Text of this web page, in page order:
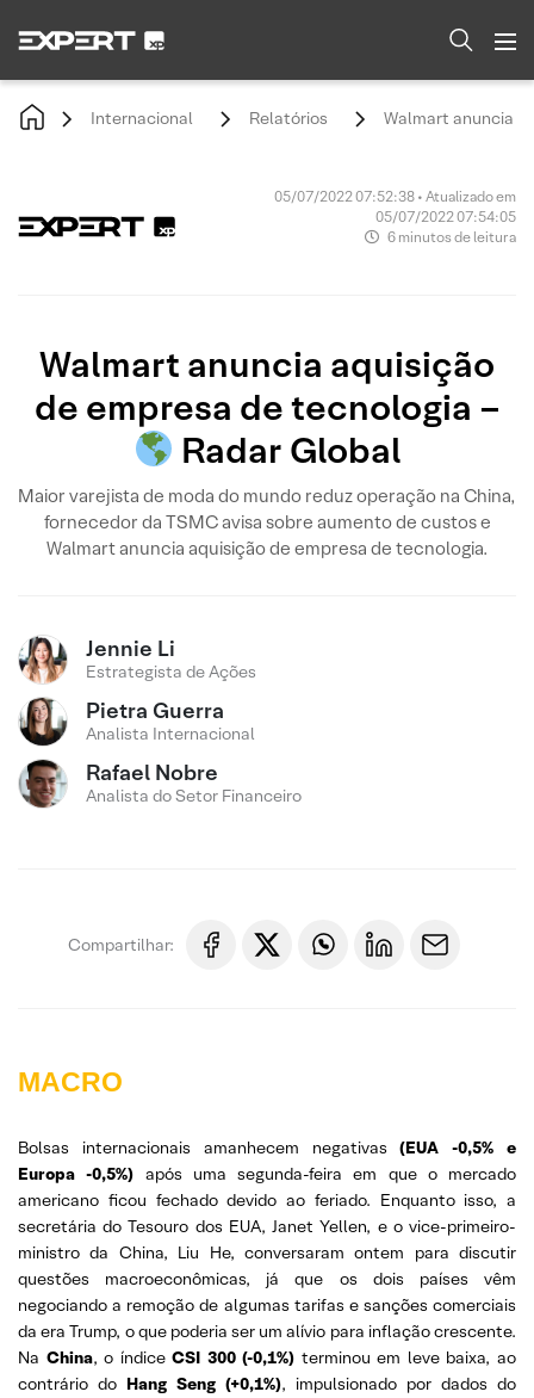
Internacional Relatórios Walmart anuncia
05/07/2022 07:52:38 • Atualizado em
05/07/2022 07:54:05
6 minutos de leitura
Walmart anuncia aquisição
de empresa de tecnologia –
Radar Global
Maior varejista de moda do mundo reduz operação na China,
fornecedor da TSMC avisa sobre aumento de custos e
Walmart anuncia aquisição de empresa de tecnologia.
Jennie Li
Estrategista de Ações
Pietra Guerra
Analista Internacional
Rafael Nobre
Analista do Setor Financeiro
Compartilhar:
MACRO
Bolsas internacionais amanhecem negativas(EUA -0,5% e
Europa -0,5%) após uma segunda-feira em que o mercado
americano ficou fechado devido ao feriado. Enquanto isso, a
secretária do Tesouro dos EUA, Janet Yellen, e o vice-primeiro-
ministro da China, Liu He, conversaram ontem para discutir
questões macroeconômicas, já que os dois países vêm
negociando a remoção de algumas tarifas e sanções comerciais
da era Trump, o que poderia ser um alívio para inflação crescente.
Na China, o índiceCSI 300 (-0,1%) terminou em leve baixa, ao
contrário do Hang Seng (+0,1%), impulsionado por dados do